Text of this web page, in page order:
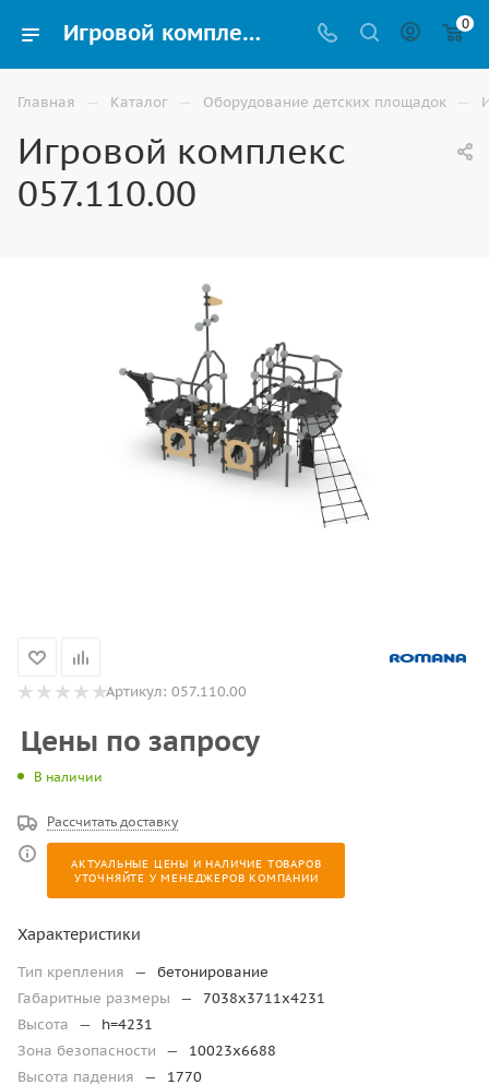
Игровой комплекс 057.110.00 купить для улицы в Волгограде 0
Главная — Каталог — Оборудование детских площадок —
Игровой комплекс
057.110.00
Артикул: 057.110.00
Цены по запросу
В наличии
Рассчитать доставку
АКТУАЛЬНЫЕ ЦЕНЫ И НАЛИЧИЕ ТОВАРОВ
УТОЧНЯЙТЕ У МЕНЕДЖЕРОВ КОМПАНИИ
Характеристики
Тип крепления —
бетонирование
Габаритные размеры
—
7038х3711х4231
Высота
—
h=4231
Зона безопасности
—
10023х6688
Высота падения
—
1770